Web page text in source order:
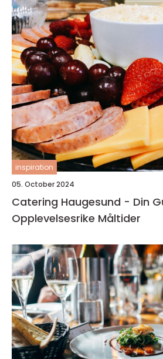
inspiration
05. October 2024
Catering Haugesund - Din
Opplevelsesrike Måltider